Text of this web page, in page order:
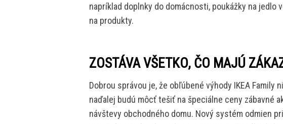
napríklad doplnky do domácnosti, poukážky na jedlo
na produkty.
ZOSTÁVA VŠETKO, ČO MAJÚ
Dobrou správou je, že obľúbené výhody IKEA Family
naďalej budú môcť tešiť na špeciálne ceny zábavné
návštevy obchodného domu. Nový systém odmien